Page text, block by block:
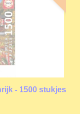
- 1500 stukjes